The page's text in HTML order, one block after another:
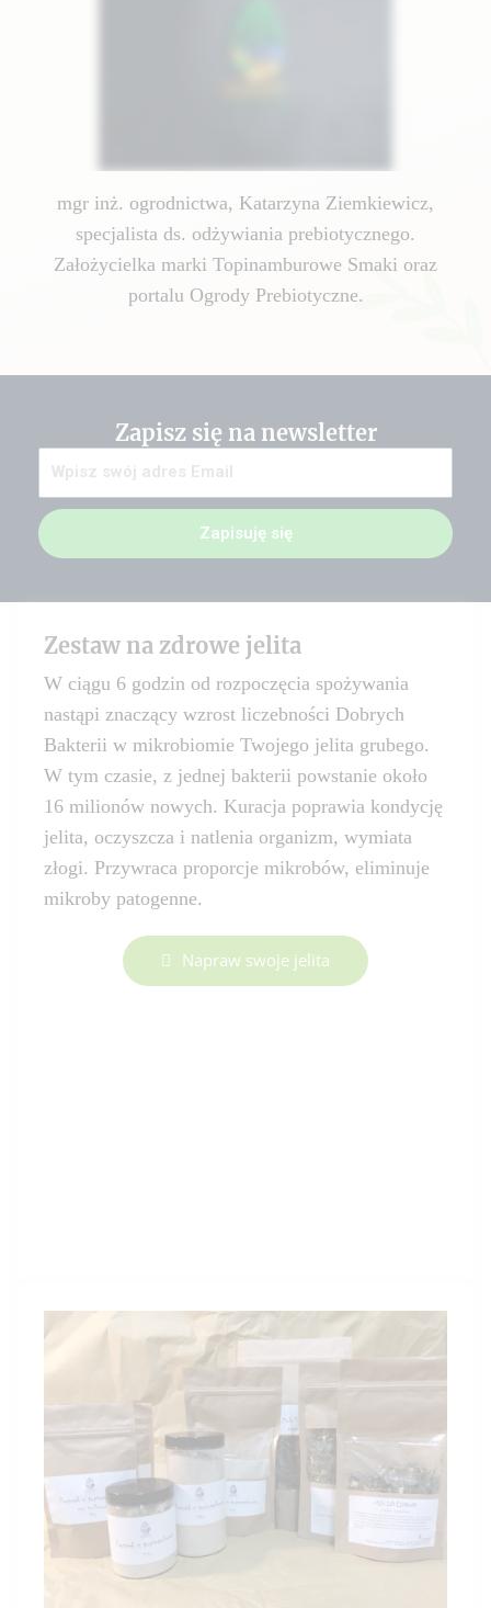
mgr inż. ogrodnictwa, Katarzyna Ziemkiewicz,
specjalista ds. odżywiania prebiotycznego.
Założycielka marki Topinamburowe Smaki oraz
portalu Ogrody Prebiotyczne.
Zapisz się na newsletter
Zapisuję się
Zestaw na zdrowe jelita
W ciągu 6 godzin od rozpoczęcia spożywania
nastąpi znaczący wzrost liczebności Dobrych
Bakterii w mikrobiomie Twojego jelita grubego.
W tym czasie, z jednej bakterii powstanie około
16 milionów nowych. Kuracja poprawia kondycję
jelita, oczyszcza i natlenia organizm, wymiata
złogi. Przywraca proporcje mikrobów, eliminuje
mikroby patogenne.
Napraw swoje jelita